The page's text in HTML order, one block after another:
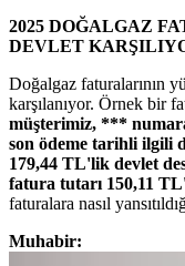
2025 DOĞALGAZ
DEVLET
Doğalgaz faturalarının
karşılanıyor. Örnek bir
müşterimiz, ***
son ödeme tarihli ilgili
179,44 TL'lik devlet
fatura tutarı 150,11
faturalara nasıl
Muhabir: